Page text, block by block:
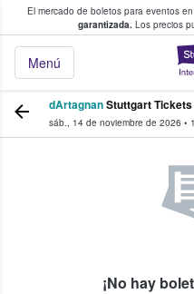
El mercado de boletos para eventos
garantizada. Los precios
Menú
fans compran y
dArtagnanStuttgart Tickets
sáb., 14 de noviembre de 2026 •
¡No hay